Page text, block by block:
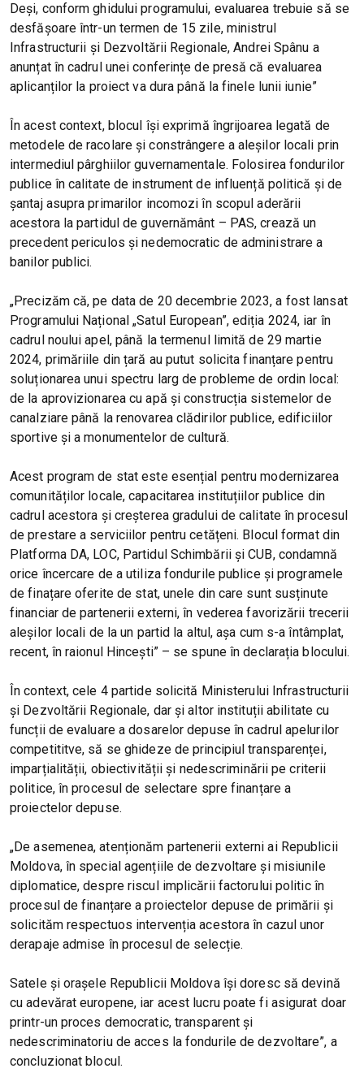
Deși, conform ghidului programului, evaluarea trebuie să se
desfășoare într-un termen de 15 zile, ministrul
Infrastructurii și Dezvoltării Regionale, Andrei Spânu a
anunțat în cadrul unei conferințe de presă că evaluarea
aplicanților la proiect va dura până la finele lunii iunie”
În acest context, blocul își exprimă îngrijoarea legată de
metodele de racolare și constrângere a aleșilor locali prin
intermediul pârghiilor guvernamentale. Folosirea fondurilor
publice în calitate de instrument de influență politică și de
șantaj asupra primarilor incomozi în scopul aderării
acestora la partidul de guvernământ – PAS, crează un
precedent periculos și nedemocratic de administrare a
banilor publici.
„Precizăm că, pe data de 20 decembrie 2023, a fost lansat
Programului Național „Satul European”, ediția 2024, iar în
cadrul noului apel, până la termenul limită de 29 martie
2024, primăriile din țară au putut solicita finanțare pentru
soluționarea unui spectru larg de probleme de ordin local:
de la aprovizionarea cu apă și construcția sistemelor de
canalziare până la renovarea clădirilor publice, edificiilor
sportive și a monumentelor de cultură.
Acest program de stat este esențial pentru modernizarea
comunităților locale, capacitarea instituțiilor publice din
cadrul acestora și creșterea gradului de calitate în procesul
de prestare a serviciilor pentru cetățeni. Blocul format din
Platforma DA, LOC, Partidul Schimbării și CUB, condamnă
orice încercare de a utiliza fondurile publice și programele
de finațare oferite de stat, unele din care sunt susținute
financiar de partenerii externi, în vederea favorizării trecerii
aleșilor locali de la un partid la altul, așa cum s-a întâmplat,
recent, în raionul Hincești” – se spune în declarația blocului.
În context, cele 4 partide solicită Ministerului Infrastructurii
și Dezvoltării Regionale, dar și altor instituții abilitate cu
funcții de evaluare a dosarelor depuse în cadrul apelurilor
competititve, să se ghideze de principiul transparenței,
imparțialității, obiectivității și nedescriminării pe criterii
politice, în procesul de selectare spre finanțare a
proiectelor depuse.
„De asemenea, atenționăm partenerii externi ai Republicii
Moldova, în special agențiile de dezvoltare și misiunile
diplomatice, despre riscul implicării factorului politic în
procesul de finanțare a proiectelor depuse de primării și
solicităm respectuos intervenția acestora în cazul unor
derapaje admise în procesul de selecție.
Satele și orașele Republicii Moldova își doresc să devină
cu adevărat europene, iar acest lucru poate fi asigurat doar
printr-un proces democratic, transparent și
nedescriminatoriu de acces la fondurile de dezvoltare”, a
concluzionat blocul.